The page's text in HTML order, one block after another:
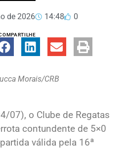
de 2026 14:48 0
Morais/CRB
07), o Clube de Regatas
contundente de 5×0
válida pela 16ª